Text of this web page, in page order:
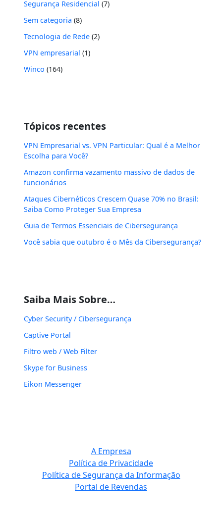
Segurança Residencial (7)
Sem categoria (8)
Tecnologia de Rede (2)
VPN empresarial (1)
Winco (164)
Tópicos recentes
VPN Empresarial vs. VPN Particular: Qual é a Melhor
Escolha para Você?
Amazon confirma vazamento massivo de dados de
funcionários
Ataques Cibernéticos Crescem Quase 70% no Brasil:
Saiba Como Proteger Sua Empresa
Guia de Termos Essenciais de Cibersegurança
Você sabia que outubro é o Mês da Cibersegurança?
Saiba Mais Sobre…
Cyber Security / Cibersegurança
Captive Portal
Filtro web / Web Filter
Skype for Business
Eikon Messenger
A Empresa
Política de Privacidade
Política de Segurança da Informação
Portal de Revendas